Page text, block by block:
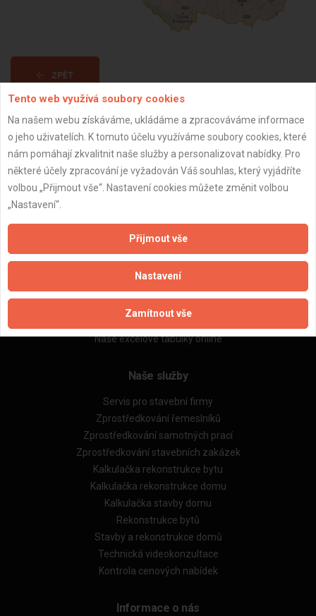
ZPĚT
Aktualizováno z portálu ARES dne 30.12.2023 09:45:07
Naše firmy a řemeslníci
Zpracování a ochrana osobních údajů
Zásady pro používání souborů cookie
Naše excelové tabulky online
Naše služby
Servis pro stavební firmy
Zprostředkování řemeslníků
Zprostředkování samotných prací
Zprostředkování stavebních zakázek
Kalkulačka rekonstrukce bytu
Kalkulačka rekonstrukce domu
Kalkulačka stavby domu
Rekonstrukce bytů
Stavby a rekonstrukce domů
Technická videokonzultace
Kontrola cenových nabídek
Informace o nás
Tento web využívá soubory cookies
Na našem webu získáváme, ukládáme a zpracováváme informace
o jeho uživatelích. K tomuto účelu využíváme soubory cookies, které
nám pomáhají zkvalitnit naše služby a personalizovat nabídky. Pro
některé účely zpracování je vyžadován Váš souhlas, který vyjádříte
volbou „Přijmout vše“. Nastavení cookies můžete změnit volbou
„Nastavení“.
Přijmout vše
Nastavení
Zamítnout vše